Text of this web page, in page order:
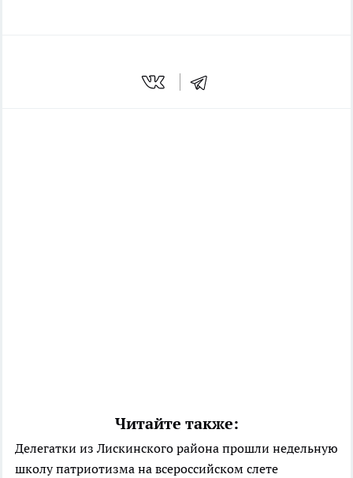
Читайте также:
Делегатки из Лискинского района прошли недельную
школу патриотизма на всероссийском слете